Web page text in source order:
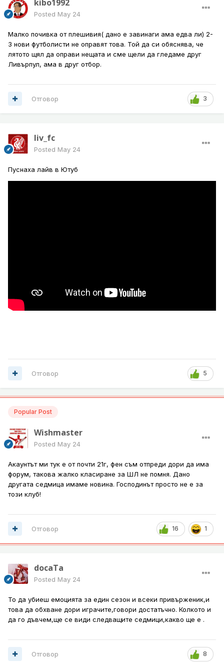
kibo1992
Posted May 24
Малко почивка от плешивия( дано е завинаги ама едва ли) 2-
3 нови футболисти не оправят това. Той да си обяснява, че
лятото щял да оправи нещата и сме щели да гледаме друг
Ливърпул, ама в друг отбор.
3
Отговор
liv_fc
Posted May 24
Пуснаха лайв в Ютуб
5
Отговор
Popular Post
Wishmaster
Posted May 24
Акаунтът ми тук е от почти 21г, фен съм отпреди дори да има
форум, такова жалко класиране за ШЛ не помня. Дано
другата седмица имаме новина. Господинът просто не е за
този клуб!
16 1
Отговор
docaTa
Posted May 24
То да убиеш емоцията за един сезон и всеки привърженик,и
това да обхване дори играчите,говори достатъчно. Колкото и
да го дъвчем,ще се види следващите седмици,какво ще е .
8
Отговор